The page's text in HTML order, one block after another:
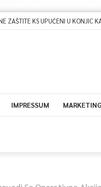
KS UPUĆENI U KONJIC KAO
IMPRESSUM MARKETING